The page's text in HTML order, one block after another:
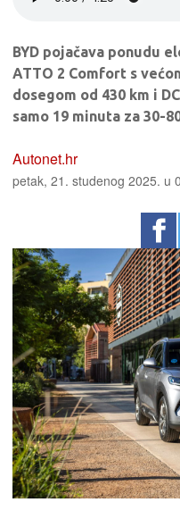
BYD pojačava ponudu
ATTO 2 Comfort s
dosegom od 430 km i
samo 19 minuta za 30-
Autonet.hr
petak, 21. studenog 2025. u